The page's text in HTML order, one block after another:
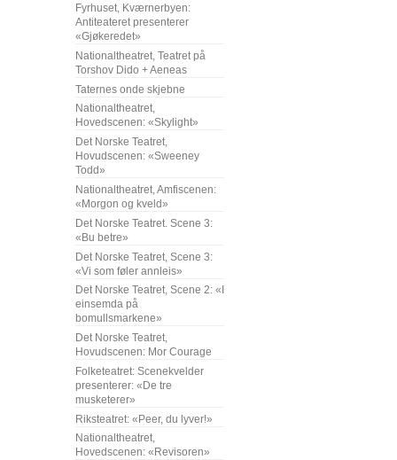
Fyrhuset, Kværnerbyen:
Antiteateret presenterer
«Gjøkeredet»
Nationaltheatret, Teatret på
Torshov Dido + Aeneas
Taternes onde skjebne
Nationaltheatret,
Hovedscenen: «Skylight»
Det Norske Teatret,
Hovudscenen: «Sweeney
Todd»
Nationaltheatret, Amfiscenen:
«Morgon og kveld»
Det Norske Teatret. Scene 3:
«Bu betre»
Det Norske Teatret, Scene 3:
«Vi som føler annleis»
Det Norske Teatret, Scene 2: «I
einsemda på
bomullsmarkene»
Det Norske Teatret,
Hovudscenen: Mor Courage
Folketeatret: Scenekvelder
presenterer: «De tre
musketerer»
Riksteatret: «Peer, du lyver!»
Nationaltheatret,
Hovedscenen: «Revisoren»